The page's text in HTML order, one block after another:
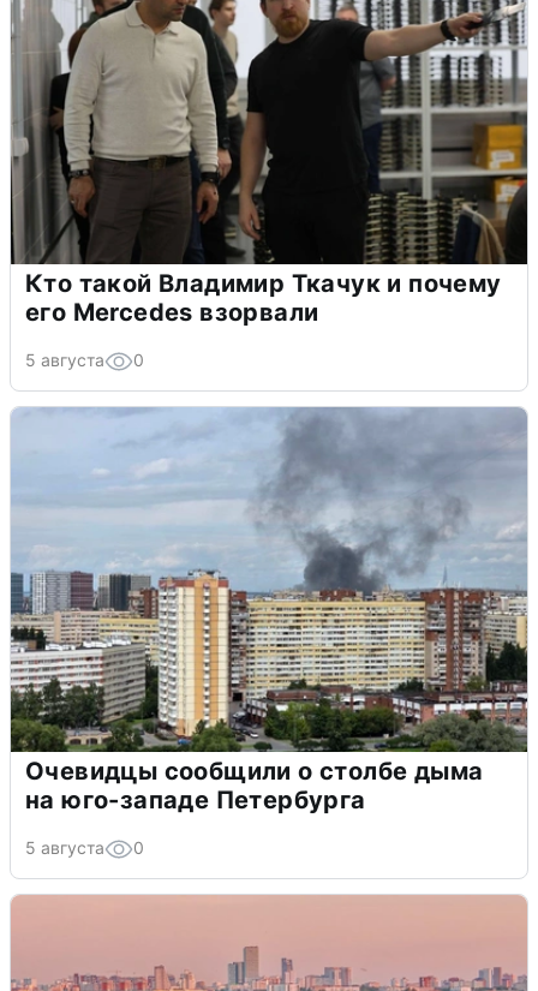
Кто такой Владимир Ткачук и почему
его Mercedes взорвали
5 августа 0
Очевидцы сообщили о столбе дыма
на юго-западе Петербурга
5 августа 0